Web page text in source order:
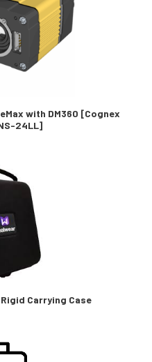
with DM360 [Cognex
24LL]
Rigid Carrying Case